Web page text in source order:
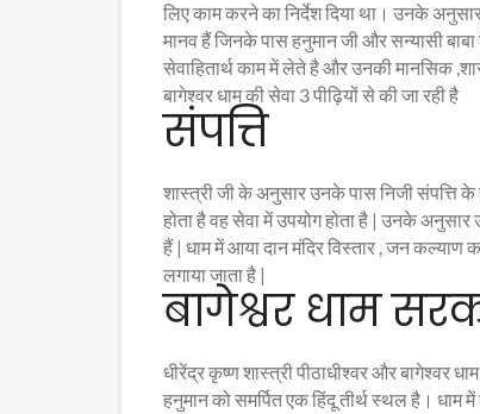
लिए काम करने का निर्देश दिया था। उनके
मानव हैं जिनके पास हनुमान जी और सन्यासी
सेवाहितार्थ काम में लेते है और उनकी मानसिक
बागेश्वर धाम की सेवा 3 पीढ़ियों से की जा रही है
संपत्ति
शास्त्री जी के अनुसार उनके पास निजी संपत्ति के
होता है वह सेवा में उपयोग होता है | उनके
हैं | धाम में आया दान मंदिर विस्तार , जन कल्याण
लगाया जाता है |
बागेश्वर धाम
धीरेंद्र कृष्ण शास्त्री पीठाधीश्वर और बागेश्वर
हनुमान को समर्पित एक हिंदू तीर्थ स्थल है। धाम